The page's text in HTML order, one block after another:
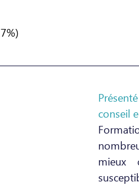
conseil
mieux